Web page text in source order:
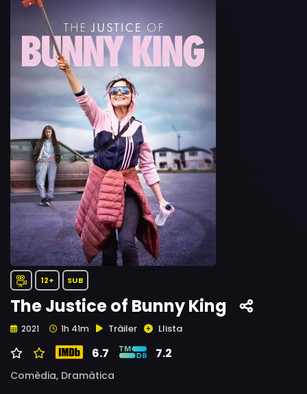
12+ SUB
The Justice of Bunny King
2021 1h 41m Tràiler Llista
6.7 7.2
Comèdia, Dramàtica